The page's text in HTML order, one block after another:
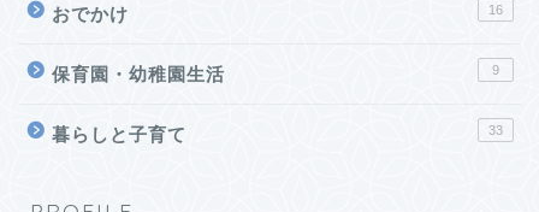
おでかけ 16
保育園・幼稚園生活 9
暮らしと子育て 33